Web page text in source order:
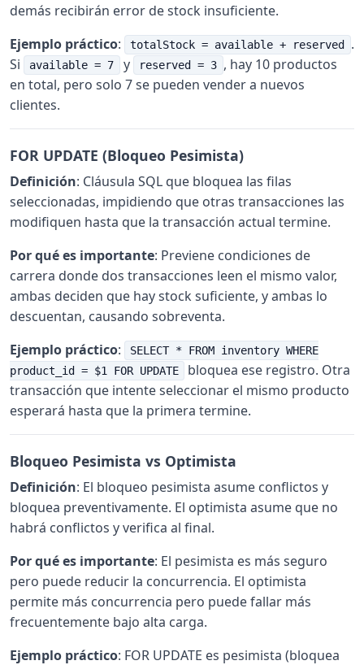
demás recibirán error de stock insuficiente.
Ejemplo práctico: totalStock = available + reserved
.
Si
available = 7 y reserved = 3 , hay 10 productos
en total, pero solo 7 se pueden vender a nuevos
clientes.
FOR UPDATE (Bloqueo Pesimista)
Definición: Cláusula SQL que bloquea las filas
seleccionadas, impidiendo que otras transacciones las
modifiquen hasta que la transacción actual termine.
Por qué es importante: Previene condiciones de
carrera donde dos transacciones leen el mismo valor,
ambas deciden que hay stock suficiente, y ambas lo
descuentan, causando sobreventa.
Ejemplo práctico:
SELECT * FROM inventory WHERE
product_id = $1 FOR UPDATE
bloquea ese registro. Otra
transacción que intente seleccionar el mismo producto
esperará hasta que la primera termine.
Bloqueo Pesimista vs Optimista
Definición: El bloqueo pesimista asume conflictos y
bloquea preventivamente. El optimista asume que no
habrá conflictos y verifica al final.
Por qué es importante: El pesimista es más seguro
pero puede reducir la concurrencia. El optimista
permite más concurrencia pero puede fallar más
frecuentemente bajo alta carga.
Ejemplo práctico: FOR UPDATE es pesimista (bloquea